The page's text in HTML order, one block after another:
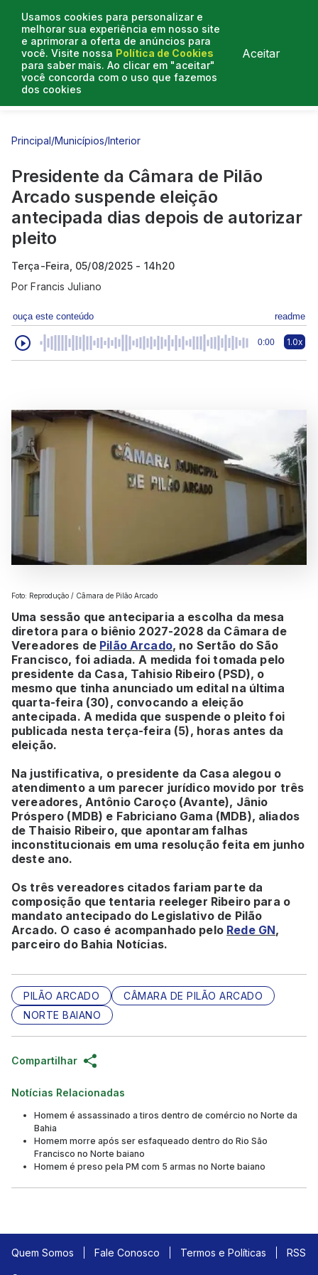
Usamos cookies para personalizar e
melhorar sua experiência em nosso site
e aprimorar a oferta de anúncios para
você. Visite nossa Política de Cookies
para saber mais. Ao clicar em "aceitar"
você concorda com o uso que fazemos
dos cookies
Aceitar
Entrevistas
Principal/Municípios/Interior
Presidente da Câmara de Pilão
Arcado suspende eleição
antecipada dias depois de autorizar
pleito
Terça-Feira, 05/08/2025 - 14h20
PorFrancis Juliano
ouça este conteúdo readme
0:00 1.0x
Foto: Reprodução / Câmara de Pilão Arcado
Uma sessão que anteciparia a escolha da mesa
diretora para o biênio 2027-2028 da Câmara de
Vereadores de Pilão Arcado, no Sertão do São
Francisco, foi adiada. A medida foi tomada pelo
presidente da Casa, Tahisio Ribeiro (PSD), o
mesmo que tinha anunciado um edital na última
quarta-feira (30), convocando a eleição
antecipada. A medida que suspende o pleito foi
publicada nesta terça-feira (5), horas antes da
eleição.
Na justificativa, o presidente da Casa alegou o
atendimento a um parecer jurídico movido por três
vereadores, Antônio Caroço (Avante), Jânio
Próspero (MDB) e Fabriciano Gama (MDB), aliados
de Thaisio Ribeiro, que apontaram falhas
inconstitucionais em uma resolução feita em junho
deste ano.
Os três vereadores citados fariam parte da
composição que tentaria reeleger Ribeiro para o
mandato antecipado do Legislativo de Pilão
Arcado. O caso é acompanhado pelo Rede GN,
parceiro do Bahia Notícias.
PILÃO ARCADO
CÂMARA DE PILÃO ARCADO
NORTE BAIANO
Compartilhar
Notícias Relacionadas
Homem é assassinado a tiros dentro de comércio no Norte da
Bahia
Homem morre após ser esfaqueado dentro do Rio São
Francisco no Norte baiano
Homem é preso pela PM com 5 armas no Norte baiano
Quem Somos Fale Conosco Termos e Políticas RSS